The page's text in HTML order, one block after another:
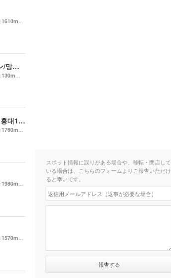
1610m （徒歩27分）
望遠市場/マンウォンシジャン/망원시장
130m （徒歩3分）
時空間 弘大１号店 （시공간 홍대1호점）
1760m （徒歩30分）
1980m （徒歩34分）
1570m （徒歩27分）
スポット情報に誤りがある場合や、移転・閉店して
いる場合は、こちらのフォームよりご報告いただけ
ると幸いです。